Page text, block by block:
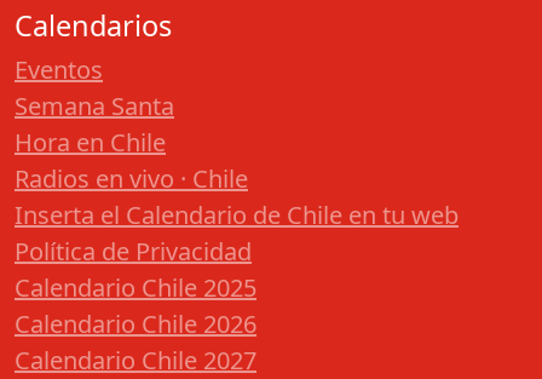
Calendarios
Eventos
Semana Santa
Hora en Chile
Radios en vivo · Chile
Inserta el Calendario de Chile en tu web
Política de Privacidad
Calendario Chile 2025
Calendario Chile 2026
Calendario Chile 2027